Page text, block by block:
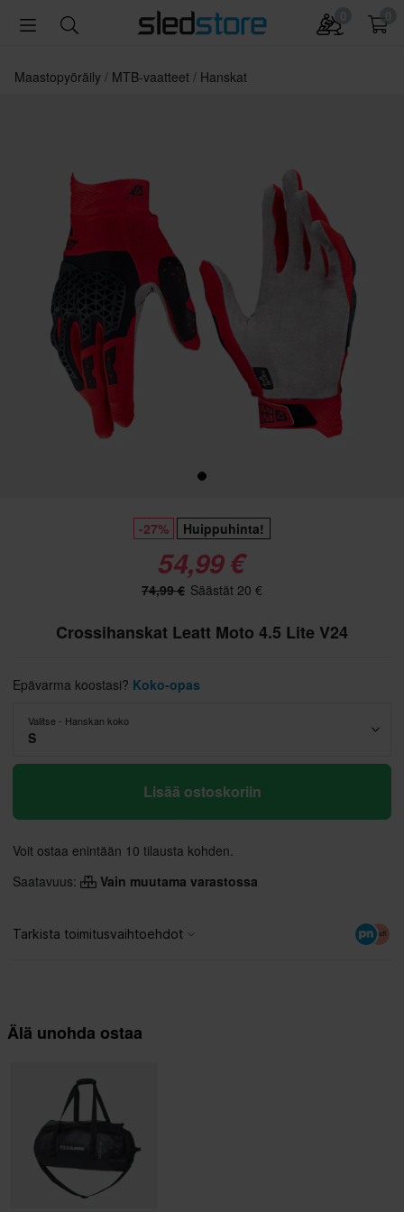
Maastopyöräily MTB-vaatteet Hanskat
-27% Huippuhinta!
54,99 €
74,99 € Säästät 20 €
Crossihanskat Leatt Moto 4.5 Lite V24
Epävarma koostasi? Koko-opas
Valitse - Hanskan koko
S
Lisää ostoskoriin
Voit ostaa enintään 10 tilausta kohden.
Saatavuus:
Vain muutama varastossa
Älä unohda ostaa